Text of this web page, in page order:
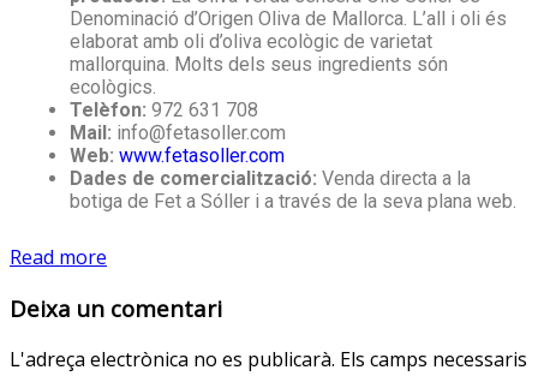
Denominació d’Origen Oliva de Mallorca. L’all i oli és
elaborat amb oli d’oliva ecològic de varietat
mallorquina. Molts dels seus ingredients són
ecològics.
Telèfon: 972 631 708
Mail: info@fetasoller.com
Web: www.fetasoller.com
Dades de comercialització: Venda directa a la
botiga de Fet a Sóller i a través de la seva plana web.
Read more
Deixa un comentari
L'adreça electrònica no es publicarà. Els camps necessaris